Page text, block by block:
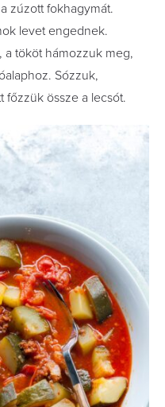
zúzott fokhagymát.
levet engednek.
a tököt hámozzuk meg,
Sózzuk,
főzzük össze a lecsót.